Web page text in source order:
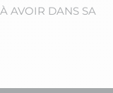
AVOIR DANS SA